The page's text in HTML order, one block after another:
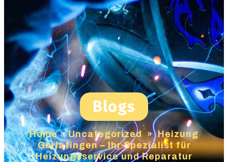
Blogs
Home»Uncategorized » Heizung
Gerlafingen – Ihr Spezialist für
Heizungsservice und Reparatur